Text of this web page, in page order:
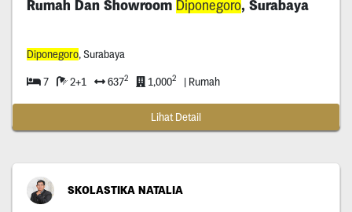
Rumah Dan Showroom Diponegoro, Surabaya
Diponegoro, Surabaya
7 2+1 6372 1,0002 | Rumah
Lihat Detail
SKOLASTIKA NATALIA